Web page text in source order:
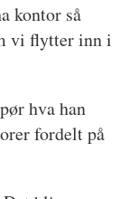
kontor så
vi flytter inn i
hva han
fordelt på